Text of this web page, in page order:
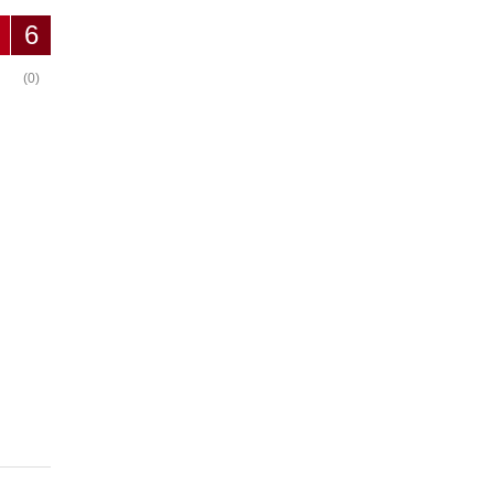
6
(0)